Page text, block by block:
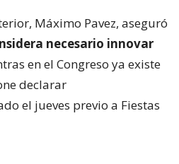
Máximo Pavez, aseguró
necesario innovar
en el Congreso ya existe
declarar
el jueves previo a Fiestas